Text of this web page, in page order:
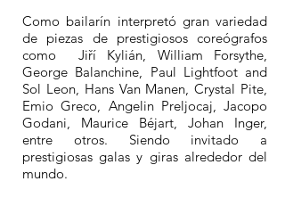
Como bailarín interpretó gran variedad
de piezas de prestigiosos coreógrafos
como Jiří Kylián, William Forsythe,
George Balanchine, Paul Lightfoot and
Sol Leon, Hans Van Manen, Crystal Pite,
Emio Greco, Angelin Preljocaj, Jacopo
Godani, Maurice Béjart, Johan Inger,
entre otros. Siendo invitado a
prestigiosas galas y giras alrededor del
mundo.